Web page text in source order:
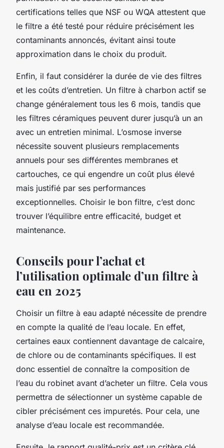
certifications telles que NSF ou WQA attestent que
le filtre a été testé pour réduire précisément les
contaminants annoncés, évitant ainsi toute
approximation dans le choix du produit.
Enfin, il faut considérer la durée de vie des filtres
et les coûts d’entretien. Un filtre à charbon actif se
change généralement tous les 6 mois, tandis que
les filtres céramiques peuvent durer jusqu’à un an
avec un entretien minimal. L’osmose inverse
nécessite souvent plusieurs remplacements
annuels pour ses différentes membranes et
cartouches, ce qui engendre un coût plus élevé
mais justifié par ses performances
exceptionnelles. Choisir le bon filtre, c’est donc
trouver l’équilibre entre efficacité, budget et
maintenance.
Conseils pour l’achat et
l’utilisation optimale d’un filtre à
eau en 2025
Choisir un filtre à eau adapté nécessite de prendre
en compte la qualité de l’eau locale. En effet,
certaines eaux contiennent davantage de calcaire,
de chlore ou de contaminants spécifiques. Il est
donc essentiel de connaître la composition de
l’eau du robinet avant d’acheter un filtre. Cela vous
permettra de sélectionner un système capable de
cibler précisément ces impuretés. Pour cela, une
analyse d’eau locale est recommandée.